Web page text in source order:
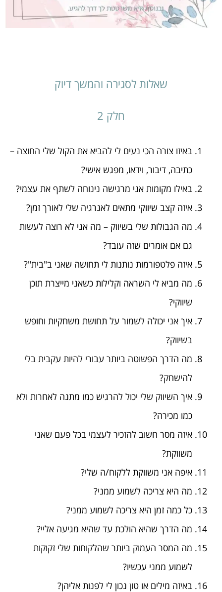
שאלות לסגירה והמשך דיוק
חלק 2
באיזו צורה הכי נעים לי להביא את הקול שלי החוצה –
כתיבה, דיבור, וידאו, מפגש אישי?
באילו מקומות אני מרגישה נינוחה לשתף את עצמי?
איזה קצב שיווקי מתאים לאנרגיה שלי לאורך זמן?
מה הגבולות שלי בשיווק – מה אני לא רוצה לעשות
גם אם אומרים שזה עובד?
איזה פלטפורמות נותנות לי תחושה שאני ב"בית"?
מה מביא לי השראה וקלילות כשאני מייצרת תוכן
שיווקי?
איך אני יכולה לשמור על תחושת משחקיות וחופש
בשיווק?
מה הדרך הפשוטה ביותר עבורי להיות עקבית בלי
להישחק?
איך השיווק שלי יכול להרגיש כמו מתנה לאחרות ולא
כמו מכירה?
איזה מסר חשוב להזכיר לעצמי בכל פעם שאני
משווקת?
איפה אני משווקת ללקוח/ה שלי?
מה היא צריכה לשמוע ממני?
כל כמה זמן היא צריכה לשמוע ממני?
מה הדרך שהיא הולכת עד שהיא מגיעה אליי?
מה המסר העמוק ביותר שהלקוחות שלי זקוקות
לשמוע ממני עכשיו?
באיזה מילים או טון נכון לי לפנות אליהן?